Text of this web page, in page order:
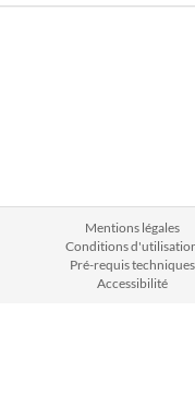
Mentions légales
Conditions
Pré-requis techniques
Accessibilité